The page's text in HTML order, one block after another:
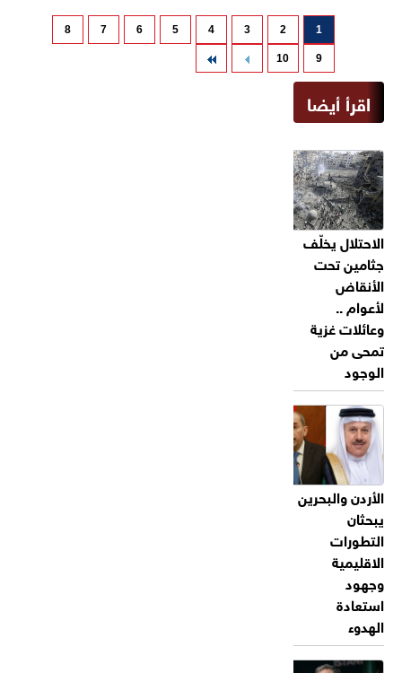
1
2
3
4
5
6
7
8
9
10
اقرأ أيضا
الاحتلال يخلّف
جثامين تحت
الأنقاض
لأعوام ..
وعائلات غزية
تمحى من
الوجود
الأردن والبحرين
يبحثان
التطورات
الاقليمية
وجهود
استعادة
الهدوء